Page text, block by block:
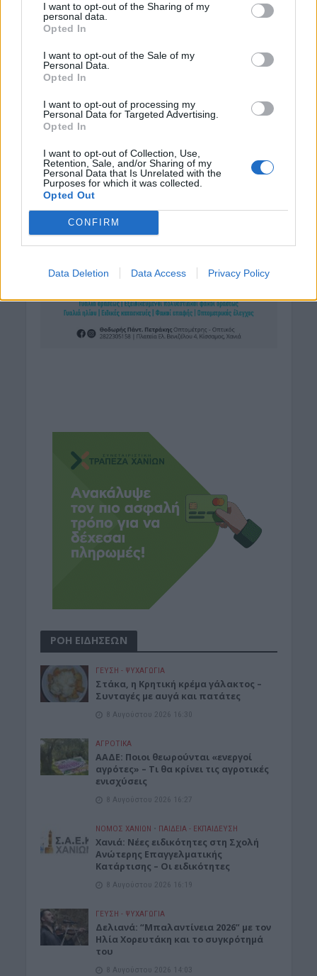
I want to opt-out of the Sharing of my
personal data.
Opted In
I want to opt-out of the Sale of my
Personal Data.
Opted In
I want to opt-out of processing my
Personal Data for Targeted Advertising.
Opted In
I want to opt-out of Collection, Use,
Retention, Sale, and/or Sharing of my
Personal Data that Is Unrelated with the
Purposes for which it was collected.
Opted Out
CONFIRM
Data Deletion Data Access Privacy Policy
ΡΟΗ ΕΙΔΗΣΕΩΝ
ΓΕΎΣΗ - ΨΥΧΑΓΩΓΊΑ
Στάκα, η Κρητική κρέμα γάλακτος –
Συνταγές με αυγά και πατάτες
8 Αυγούστου 2026 16:30
ΑΓΡΟΤΙΚΑ
ΑΑΔΕ: Ποιοι θεωρούνται «ενεργοί
αγρότες» – Τι θα κρίνει τις αγροτικές
ενισχύσεις
8 Αυγούστου 2026 16:27
ΝΟΜΌΣ ΧΑΝΊΩΝ • ΠΑΙΔΕΙΑ - ΕΚΠΑΙΔΕΥΣΗ
Χανιά: Νέες ειδικότητες στη Σχολή
Ανώτερης Επαγγελματικής
Κατάρτισης – Οι ειδικότητες
8 Αυγούστου 2026 16:19
ΓΕΎΣΗ - ΨΥΧΑΓΩΓΊΑ
Δελιανά: “Μπαλαντίνεια 2026” με τον
Ηλία Χορευτάκη και το συγκρότημά
του
8 Αυγούστου 2026 14:03